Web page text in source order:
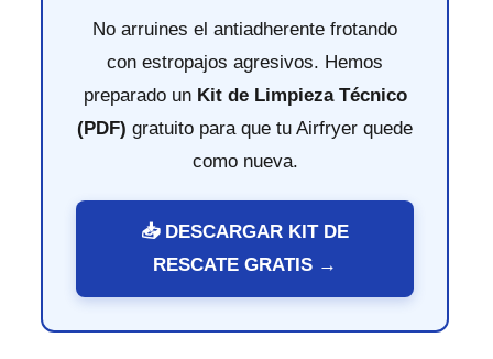
No arruines el antiadherente frotando
con estropajos agresivos. Hemos
preparado un Kit de Limpieza Técnico
(PDF) gratuito para que tu Airfryer quede
como nueva.
📥 DESCARGAR KIT DE
RESCATE GRATIS →